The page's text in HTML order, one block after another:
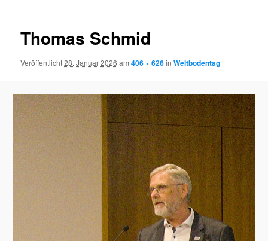
Thomas Schmid
Veröffentlicht28. Januar 2026 am406 × 626inWeltbodentag